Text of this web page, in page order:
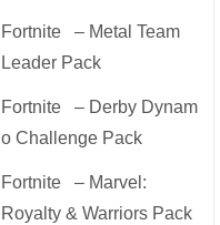
Fortnite – Metal Team
Leader Pack
Fortnite – Derby Dynam
o Challenge Pack
Fortnite – Marvel:
Royalty & Warriors Pack